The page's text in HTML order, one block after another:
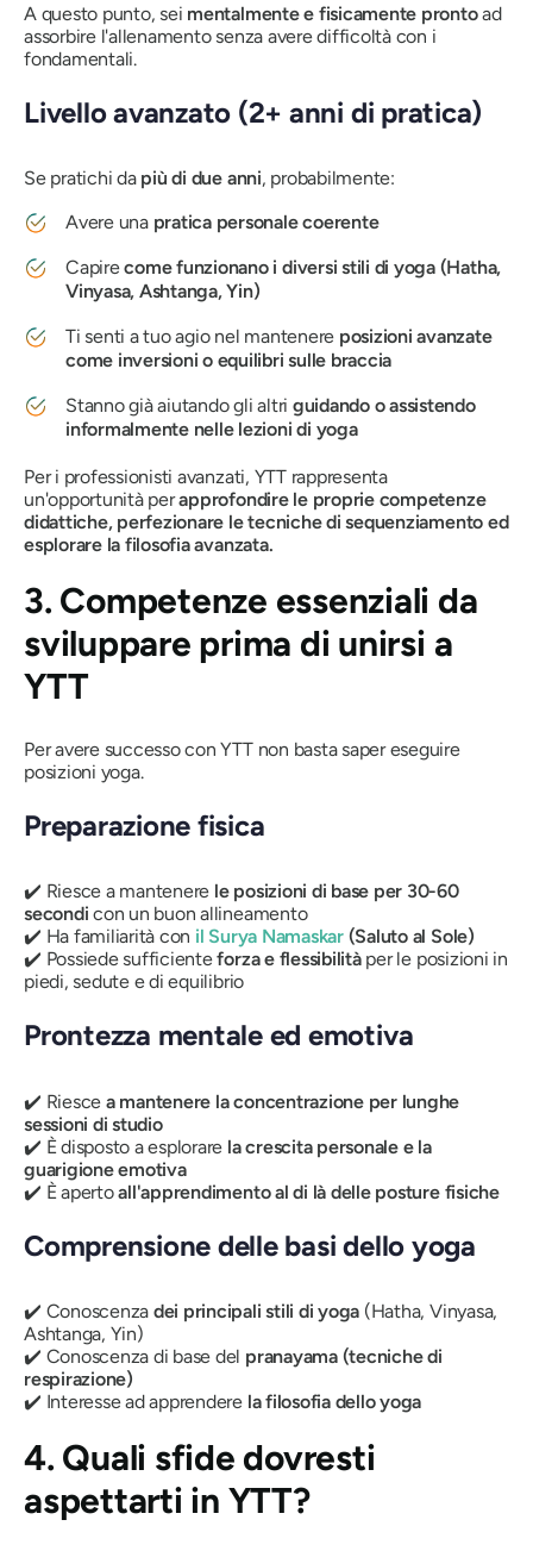
A questo punto, sei mentalmente e fisicamente prontoad
assorbire l'allenamento senza avere difficoltà con i
fondamentali.
Livello avanzato (2+ anni di pratica)
Se pratichi da più di due anni, probabilmente:
Avere una pratica personale coerente
Capirecome funzionano i diversi stili di yoga (Hatha,
Vinyasa, Ashtanga, Yin)
Ti senti a tuo agio nel mantenere posizioni avanzate
come inversioni o equilibri sulle braccia
Stanno già aiutando gli altri guidando o assistendo
informalmente nelle lezioni di yoga
Per i professionisti avanzati, YTT rappresenta
un'opportunità perapprofondire le proprie competenze
didattiche, perfezionare le tecniche di sequenziamento ed
esplorare la filosofia avanzata.
3. Competenze essenziali da
sviluppare prima di unirsi a
YTT
Per avere successo con YTT non basta saper eseguire
posizioni yoga.
Preparazione fisica
✔️ Riesce a mantenere le posizioni di base per 30-60
secondi con un buon allineamento
✔️ Ha familiarità con il Surya Namaskar (Saluto al Sole)
✔️ Possiede sufficienteforza e flessibilitàper le posizioni in
piedi, sedute e di equilibrio
Prontezza mentale ed emotiva
✔️ Riesce a mantenere la concentrazione per lunghe
sessioni di studio
✔️ È disposto a esplorare la crescita personale e la
guarigione emotiva
✔️ È apertoall'apprendimento al di là delle posture fisiche
Comprensione delle basi dello yoga
✔️ Conoscenza dei principali stili di yoga (Hatha, Vinyasa,
Ashtanga, Yin)
✔️ Conoscenza di base del pranayama (tecniche di
respirazione)
✔️ Interesse ad apprendere la filosofia dello yoga
4. Quali sfide dovresti
aspettarti in YTT?